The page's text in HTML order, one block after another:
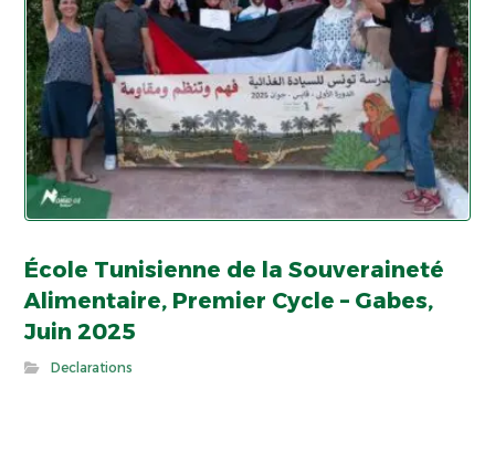
École Tunisienne de la Souveraineté
Alimentaire, Premier Cycle – Gabes,
Juin 2025
Declarations